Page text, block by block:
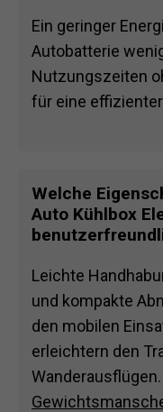
Ein geringer
Autobatterie
Nutzungszeiten
für eine
Welche
Auto Kühlbox
Leichte
und kompakte
den mobilen
erleichtern den